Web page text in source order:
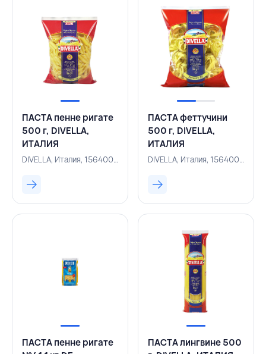
ПАСТА пенне ригате
500 г, DIVELLA,
ИТАЛИЯ
DIVELLA, Италия, 156400732
ПАСТА феттучини
500 г, DIVELLA,
ИТАЛИЯ
DIVELLA, Италия, 156400734
ПАСТА пенне ригате
ПАСТА лингвине 500